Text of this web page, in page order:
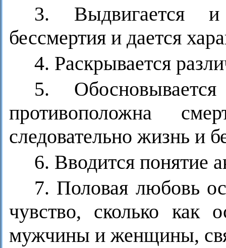
3. Выдвигается и
бессмертия и дается
4. Раскрывается
5.
противоположна
следовательно жизнь и
6. Вводится понятие
7. Половая любовь
чувство, сколько как
мужчины и женщины,